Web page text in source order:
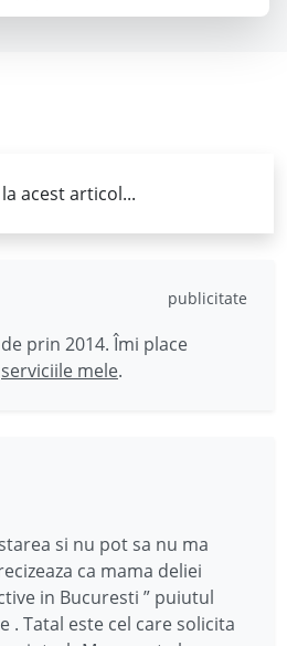
acest articol...
publicitate
prin 2014. Îmi place
serviciile mele.
si nu pot sa nu ma
ca mama deliei
in Bucuresti ” puiutul
. Tatal este cel care solicita